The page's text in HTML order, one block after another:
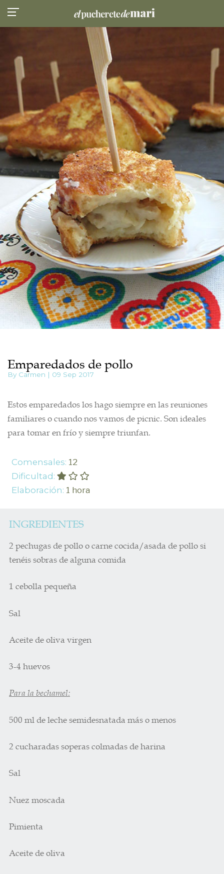
Emparedados de pollo
By Carmen | 09 Sep 2017
Estos emparedados los hago siempre en las reuniones
familiares o cuando nos vamos de picnic. Son ideales
para tomar en frío y siempre triunfan.
Comensales: 12
Dificultad:
Elaboración: 1 hora
INGREDIENTES
2 pechugas de pollo o carne cocida/asada de pollo si
tenéis sobras de alguna comida
1 cebolla pequeña
Sal
Aceite de oliva virgen
3-4 huevos
Para la bechamel:
500 ml de leche semidesnatada más o menos
2 cucharadas soperas colmadas de harina
Sal
Nuez moscada
Pimienta
Aceite de oliva